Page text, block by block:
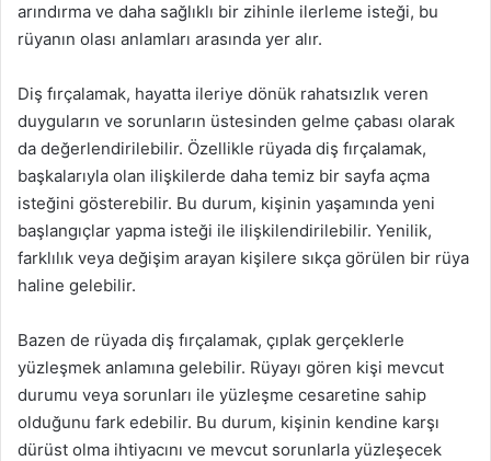
arındırma ve daha sağlıklı bir zihinle ilerleme isteği, bu
rüyanın olası anlamları arasında yer alır.
Diş fırçalamak, hayatta ileriye dönük rahatsızlık veren
duyguların ve sorunların üstesinden gelme çabası olarak
da değerlendirilebilir. Özellikle rüyada diş fırçalamak,
başkalarıyla olan ilişkilerde daha temiz bir sayfa açma
isteğini gösterebilir. Bu durum, kişinin yaşamında yeni
başlangıçlar yapma isteği ile ilişkilendirilebilir. Yenilik,
farklılık veya değişim arayan kişilere sıkça görülen bir rüya
haline gelebilir.
Bazen de rüyada diş fırçalamak, çıplak gerçeklerle
yüzleşmek anlamına gelebilir. Rüyayı gören kişi mevcut
durumu veya sorunları ile yüzleşme cesaretine sahip
olduğunu fark edebilir. Bu durum, kişinin kendine karşı
dürüst olma ihtiyacını ve mevcut sorunlarla yüzleşecek